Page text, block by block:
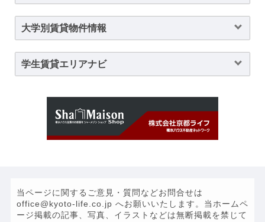
大学別賃貸物件情報
学生賃貸エリアナビ
当ページに関するご意見・質問などお問合せは
office@kyoto-life.co.jp へお願いいたします。当ホームペ
ージ掲載の記事、写真、イラストなどは無断掲載を禁じて